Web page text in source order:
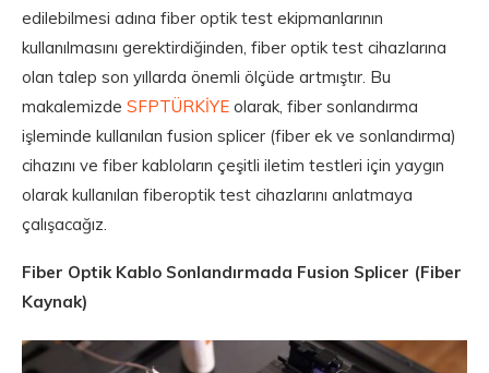
edilebilmesi adına fiber optik test ekipmanlarının
kullanılmasını gerektirdiğinden, fiber optik test cihazlarına
olan talep son yıllarda önemli ölçüde artmıştır. Bu
makalemizde SFPTÜRKİYE olarak, fiber sonlandırma
işleminde kullanılan fusion splicer (fiber ek ve sonlandırma)
cihazını ve fiber kabloların çeşitli iletim testleri için yaygın
olarak kullanılan fiberoptik test cihazlarını anlatmaya
çalışacağız.
Fiber Optik Kablo Sonlandırmada Fusion Splicer (Fiber
Kaynak)